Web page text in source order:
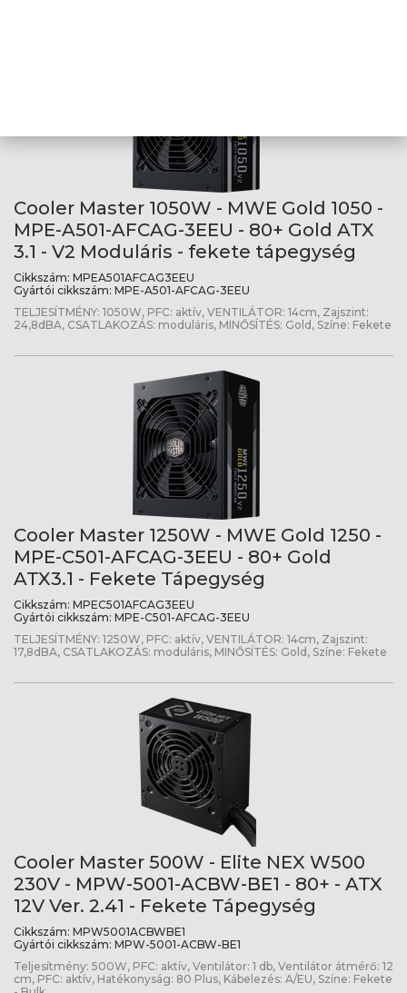
Cooler Master 1050W - MWE Gold 1050 -
MPE-A501-AFCAG-3EEU - 80+ Gold ATX
3.1 - V2 Moduláris - fekete tápegység
Cikkszám: MPEA501AFCAG3EEU
Gyártói cikkszám: MPE-A501-AFCAG-3EEU
TELJESÍTMÉNY: 1050W, PFC: aktív, VENTILÁTOR: 14cm, Zajszint:
24,8dBA, CSATLAKOZÁS: moduláris, MINŐSÍTÉS: Gold, Színe: Fekete
Cooler Master 1250W - MWE Gold 1250 -
MPE-C501-AFCAG-3EEU - 80+ Gold
ATX3.1 - Fekete Tápegység
Cikkszám: MPEC501AFCAG3EEU
Gyártói cikkszám: MPE-C501-AFCAG-3EEU
TELJESÍTMÉNY: 1250W, PFC: aktív, VENTILÁTOR: 14cm, Zajszint:
17,8dBA, CSATLAKOZÁS: moduláris, MINŐSÍTÉS: Gold, Színe: Fekete
Cooler Master 500W - Elite NEX W500
230V - MPW-5001-ACBW-BE1 - 80+ - ATX
12V Ver. 2.41 - Fekete Tápegység
Cikkszám: MPW5001ACBWBE1
Gyártói cikkszám: MPW-5001-ACBW-BE1
Teljesítmény: 500W, PFC: aktív, Ventilátor: 1 db, Ventilátor átmérő: 12
cm, PFC: aktív, Hatékonyság: 80 Plus, Kábelezés: A/EU, Színe: Fekete